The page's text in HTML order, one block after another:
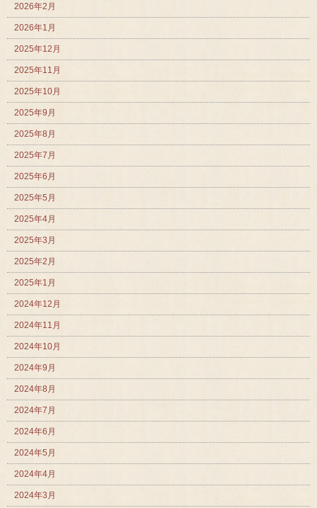
2026年2月
2026年1月
2025年12月
2025年11月
2025年10月
2025年9月
2025年8月
2025年7月
2025年6月
2025年5月
2025年4月
2025年3月
2025年2月
2025年1月
2024年12月
2024年11月
2024年10月
2024年9月
2024年8月
2024年7月
2024年6月
2024年5月
2024年4月
2024年3月